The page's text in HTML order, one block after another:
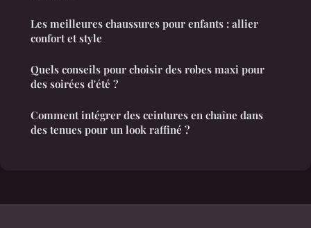
Les meilleures chaussures pour enfants : allier
confort et style
Quels conseils pour choisir des robes maxi pour
des soirées d'été ?
Comment intégrer des ceintures en chaîne dans
des tenues pour un look raffiné ?